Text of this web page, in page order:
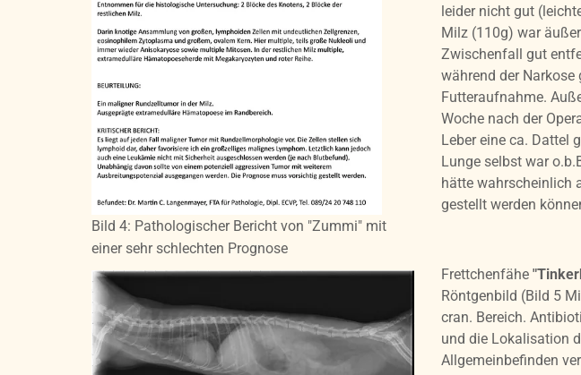
Bild 4: Pathologischer Bericht von "Zummi" mit
einer sehr schlechten Prognose
leider nicht gut
Milz (110g) war
Zwischenfall gut
während der
Futteraufnahme.
Woche nach der
Leber eine ca. Dattel
Lunge selbst war
hätte wahrscheinlich
gestellt werden
Frettchenfähe
Röntgenbild (Bild 5
cran. Bereich.
und die Lokalisation
Allgemeinbefinden